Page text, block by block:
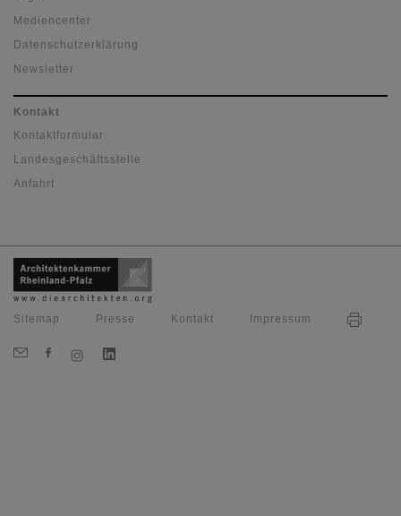
Mediencenter
Datenschutzerklärung
Newsletter
Kontakt
Kontaktformular
Landesgeschäftsstelle
Anfahrt
Sitemap Presse Kontakt Impressum